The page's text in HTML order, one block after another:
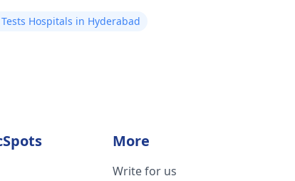
Hospitals in Hyderabad
More
Write for us